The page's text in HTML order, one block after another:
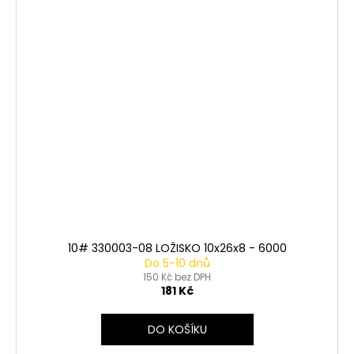
10# 330003-08 LOŽISKO 10x26x8 - 6000
Do 5-10 dnů
150 Kč bez DPH
181 Kč
DO KOŠÍKU